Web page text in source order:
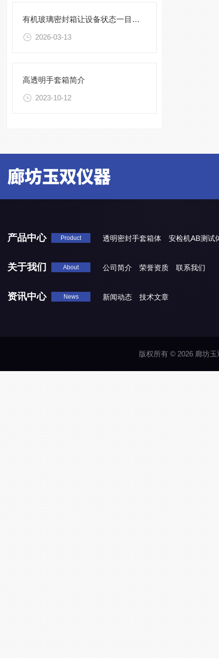
有机玻璃密封箱让设备状态一目了然，告别频繁开箱
2026-03-13
高透明手套箱简介
2023-10-12
产品中心 Product 透明密封手套箱体 安检机AB测试
关于我们 About 公司简介 荣誉资质 联系我们
资讯中心 News 新闻动态 技术文章
版权所有 © 2026 廊坊